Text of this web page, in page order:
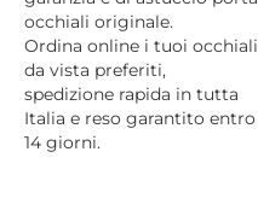
occhiali originale.
Ordina online i tuoi occhiali
da vista preferiti,
spedizione rapida in tutta
Italia e reso garantito entro
14 giorni.